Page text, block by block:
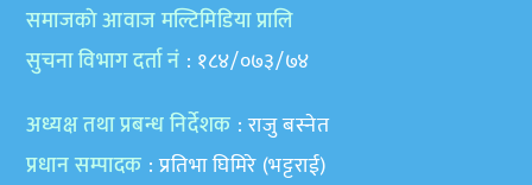
समाजकाे आवाज मल्टिमिडिया प्रालि
सुचना विभाग दर्ता नं : १८४/०७३/७४
अध्यक्ष तथा प्रबन्ध निर्देशक : राजु बस्नेत
प्रधान सम्पादक : प्रतिभा घिमिरे (भट्टराई)